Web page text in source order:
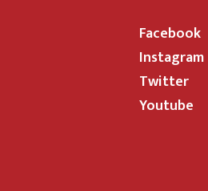
Facebook
Instagram
Twitter
Youtube